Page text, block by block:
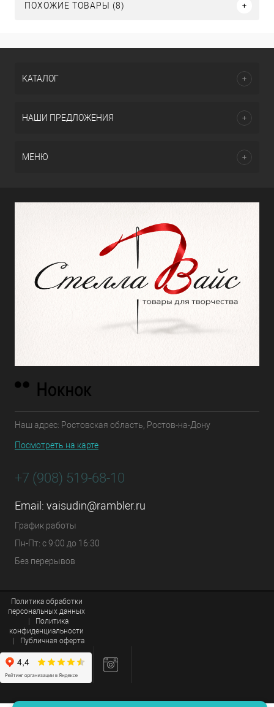
ПОХОЖИЕ ТОВАРЫ (8)
КАТАЛОГ
НАШИ ПРЕДЛОЖЕНИЯ
МЕНЮ
Наш адрес: Ростовская область, Ростов-на-Дону
Посмотреть на карте
+7 (908) 519-68-10
Email: vaisudin@rambler.ru
График работы
Пн-Пт: с 9:00 до 16:30
Без перерывов
Политика обработки
персональных данных
Политика
конфиденциальности
Публичная оферта